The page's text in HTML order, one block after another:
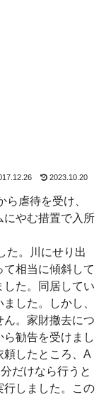
2023.10.20
虐待を受け、
にやむ措置で入所
た。川にせり出
相当に傾斜して
した。同居してい
した。しかし、
。家財撤去につ
勧告を受けまし
頼したところ、A
だけなら行うと
行しました。この